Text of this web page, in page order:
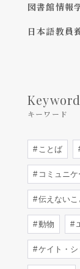
図書館情報
日本語教員
Keyword
キーワード
ことば
コミュニケ
伝えないこ
動物
ケイト・シ